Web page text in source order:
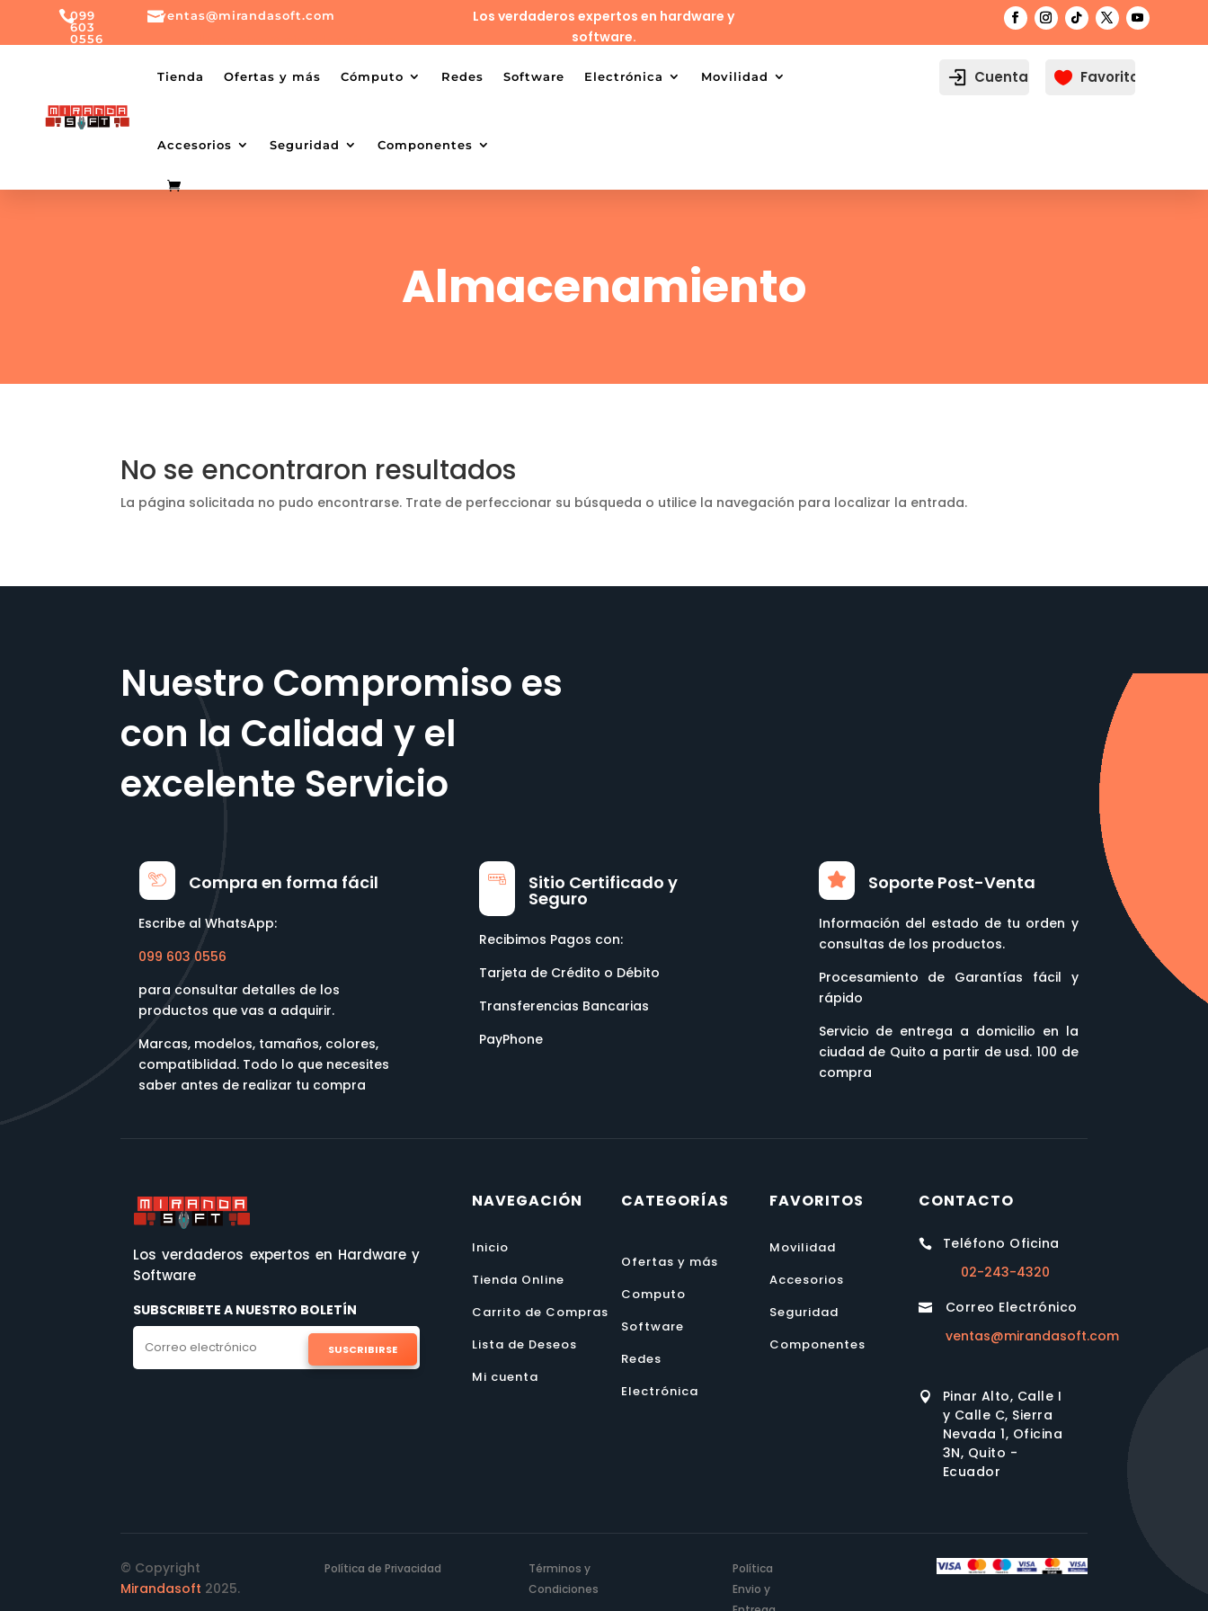
099
603
0556
0556
ventas@mirandasoft.com
mailto:ventas@mirandasoft.com
Los verdaderos expertos en hardware y
software.
Tienda Ofertas y más Cómputo Redes Software Electrónica Movilidad
Accesorios Seguridad Componentes
Cuenta  Favoritos
Almacenamiento
No se encontraron resultados
La página solicitada no pudo encontrarse. Trate de perfeccionar su búsqueda o utilice la navegación para localizar la entrada.
Nuestro Compromiso es
con la Calidad y el
excelente Servicio
Compra en forma fácil
Escribe al WhatsApp:
099 603 0556
para consultar detalles de los
productos que vas a adquirir.
Marcas, modelos, tamaños, colores,
compatiblidad. Todo lo que necesites
saber antes de realizar tu compra
Sitio Certificado y
Seguro
Recibimos Pagos con:
Tarjeta de Crédito o Débito
Transferencias Bancarias
PayPhone
Soporte Post-Venta
Información del estado de tu orden y
consultas de los productos.
Procesamiento de Garantías fácil y
rápido
Servicio de entrega a domicilio en la
ciudad de Quito a partir de usd. 100 de
compra
Los verdaderos expertos en Hardware y
Software
SUBSCRIBETE A NUESTRO BOLETÍN
SUSCRIBIRSE
NAVEGACIÓN
Inicio
Tienda Online
Carrito de Compras
Lista de Deseos
Mi cuenta
CATEGORÍAS
Ofertas y más
Computo
Software
Redes
Electrónica
FAVORITOS
Movilidad
Accesorios
Seguridad
Componentes
CONTACTO

Teléfono Oficina
02-243-4320

Correo Electrónico
ventas@mirandasoft.com

Pinar Alto, Calle I
y Calle C, Sierra
Nevada 1, Oficina
3N, Quito -
Ecuador
© Copyright
Mirandasoft 2025.
Política de Privacidad
Términos y
Condiciones
Política
Envio y